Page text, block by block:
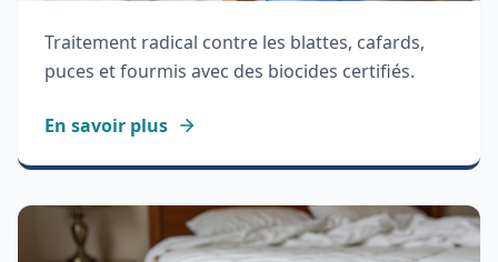
Traitement radical contre les blattes, cafards,
puces et fourmis avec des biocides certifiés.
En savoir plus